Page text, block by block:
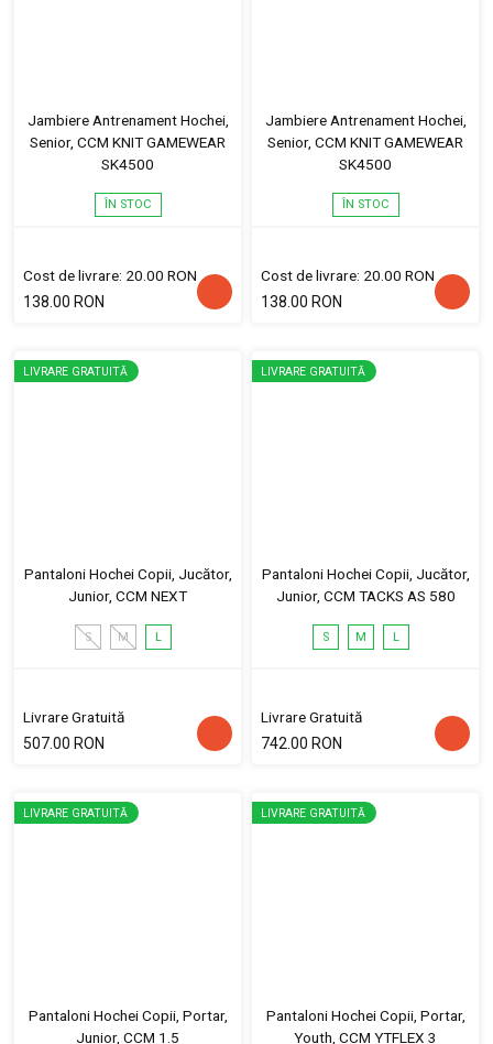
Jambiere Antrenament Hochei,
Senior, CCM KNIT GAMEWEAR
SK4500
ÎN STOC
Cost de livrare: 20.00 RON
138.00 RON
Jambiere Antrenament Hochei,
Senior, CCM KNIT GAMEWEAR
SK4500
ÎN STOC
Cost de livrare: 20.00 RON
138.00 RON
LIVRARE GRATUITĂ
Pantaloni Hochei Copii, Jucător,
Junior, CCM NEXT
S M L
Livrare Gratuită
507.00 RON
LIVRARE GRATUITĂ
Pantaloni Hochei Copii, Jucător,
Junior, CCM TACKS AS 580
S M L
Livrare Gratuită
742.00 RON
LIVRARE GRATUITĂ
Pantaloni Hochei Copii, Portar,
Junior, CCM 1.5
LIVRARE GRATUITĂ
Pantaloni Hochei Copii, Portar,
Youth, CCM YTFLEX 3